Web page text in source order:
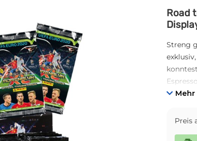
Road
Streng
Mehr
Preis